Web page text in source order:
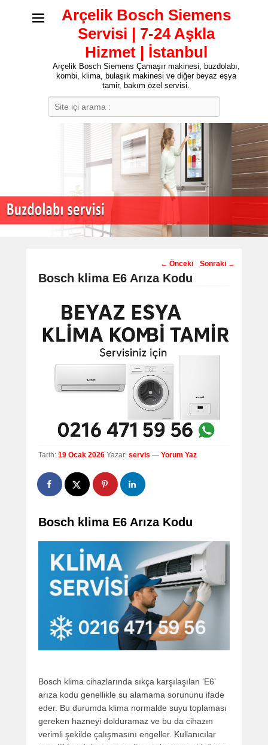
Arçelik Bosch Siemens
Servisi | 7-24 Aşkla
Hizmet | İstanbul
Arçelik Bosch Siemens Çamaşır makinesi, buzdolabı,
kombi, klima, bulaşık makinesi ve diğer beyaz eşya
tamir, bakım özel servisi.
Post
navigation
← Önceki Sonraki →
Bosch klima E6 Arıza Kodu
Tarih: 19 Ocak 2026 Yazar: servis — Yorum Yaz
Bosch klima E6 Arıza Kodu
Bosch klima cihazlarında sıkça karşılaşılan ‘E6’
arıza kodu genellikle su alamama sorununu ifade
eder. Bu durumda klima normalde suyu toplaması
gereken hazneyi dolduramaz ve bu da cihazın
verimli şekilde çalışmasını engeller. Kullanıcılar